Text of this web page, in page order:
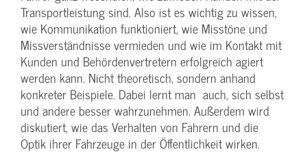
Transportleistung sind. Also ist es wichtig zu wissen,
wie Kommunikation funktioniert, wie Misstöne und
Missverständnisse vermieden und wie im Kontakt mit
Kunden und Behördenvertretern erfolgreich agiert
werden kann. Nicht theoretisch, sondern anhand
konkreter Beispiele. Dabei lernt man auch, sich selbst
und andere besser wahrzunehmen. Außerdem wird
diskutiert, wie das Verhalten von Fahrern und die
Optik ihrer Fahrzeuge in der Öffentlichkeit wirken.